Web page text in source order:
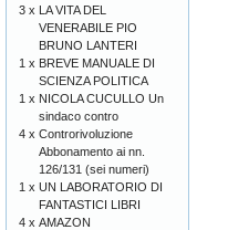
3 x LA VITA DEL
VENERABILE PIO
BRUNO LANTERI
1 x BREVE MANUALE DI
SCIENZA POLITICA
1 x NICOLA CUCULLO Un
sindaco contro
4 x Controrivoluzione
Abbonamento ai nn.
126/131 (sei numeri)
1 x UN LABORATORIO DI
FANTASTICI LIBRI
4 x AMAZON